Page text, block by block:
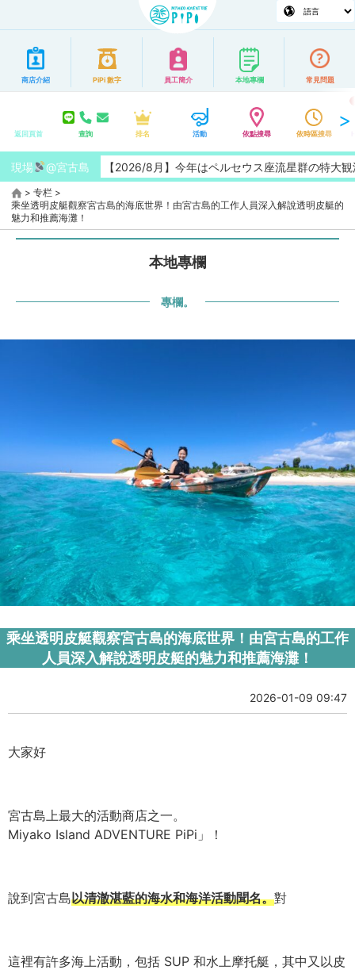
商店介紹 PiPi 數字 員工簡介 本地專欄 常見問題
返回頁首 查詢 排名 活動 依點搜尋 依時區搜尋
現場 @宮古島
【2026/8月】今年はペルセウス座流星群の特大観測チャンス！
> 专栏 >
乘坐透明皮艇觀察宮古島的海底世界！由宮古島的工作人員深入解說透明皮艇的
魅力和推薦海灘！
本地專欄
專欄。
乘坐透明皮艇觀察宮古島的海底世界！由宮古島的工作
人員深入解說透明皮艇的魅力和推薦海灘！
2026-01-09 09:47
大家好
宮古島上最大的活動商店之一。
Miyako Island ADVENTURE PiPi」！
說到宮古島以清澈湛藍的海水和海洋活動聞名。對
這裡有許多海上活動，包括 SUP 和水上摩托艇，其中又以皮